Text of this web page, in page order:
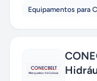
Equipamentos para